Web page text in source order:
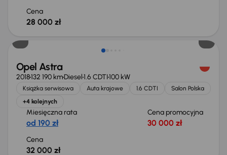
Cena
28 000 zł
Opel Astra
2018132 190 kmDiesel1.6 CDTI100 kW
Książka serwisowa Auta krajowe 1.6 CDTI
Salon Polska
+4 kolejnych
Miesięczna rata
od 190 zł
Cena promocyjna
30 000 zł
Cena
32 000 zł